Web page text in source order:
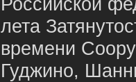
Российской
лета
времени
Гуджино,